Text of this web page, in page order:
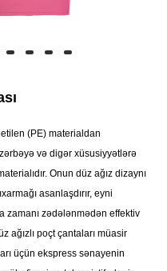
(PE) materialdan
və digər xüsusiyyətlərə
Onun düz ağız dizaynı
asanlaşdırır, eyni
zamanı zədələnmədən effektiv
ağızlı poçt çantaları müasir
üçün ekspress sənayenin